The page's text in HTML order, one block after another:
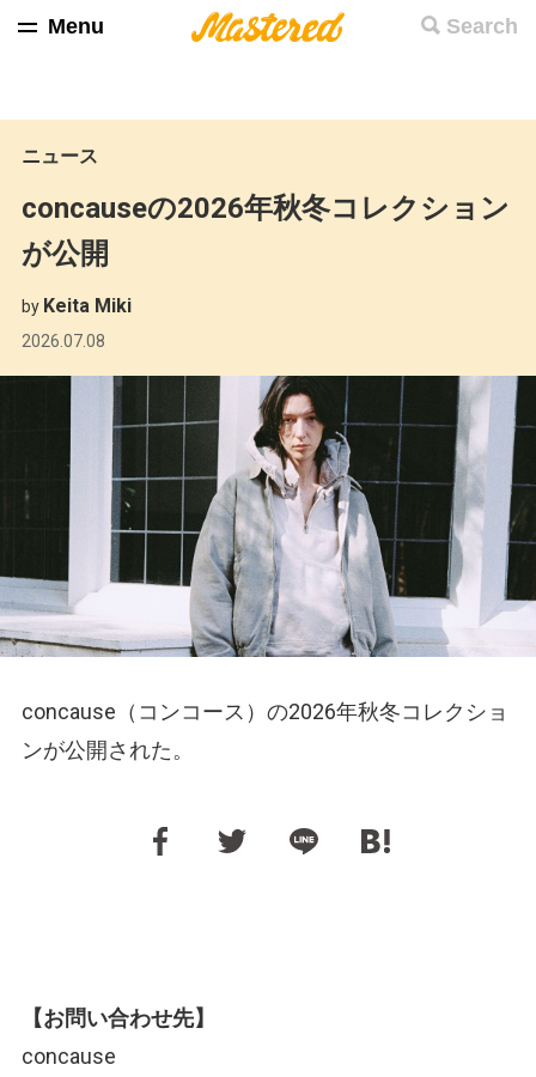
Search
Menu
ニュース
concauseの2026年秋冬コレクション
が公開
by Keita Miki
2026.07.08
concause（コンコース）の2026年秋冬コレクショ
ンが公開された。
【お問い合わせ先】
concause